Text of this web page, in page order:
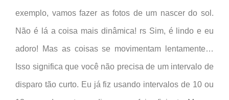
exemplo, vamos fazer as fotos de um nascer do sol.
Não é lá a coisa mais dinâmica! rs Sim, é lindo e eu
adoro! Mas as coisas se movimentam lentamente…
Isso significa que você não precisa de um intervalo de
disparo tão curto. Eu já fiz usando intervalos de 10 ou